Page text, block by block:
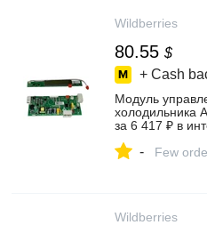
Wildberries
80.55 $
+ Cash
Модуль
холодильника
за 6 417 ₽ в
- Few
Wildberries